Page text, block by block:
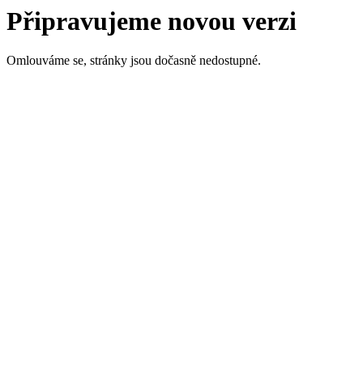
Připravujeme novou verzi
Omlouváme se, stránky jsou dočasně nedostupné.